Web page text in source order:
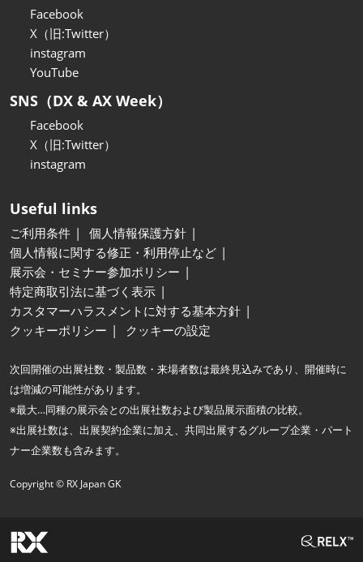
Facebook
X（旧:Twitter）
instagram
YouTube
SNS（DX & AX Week）
Facebook
X（旧:Twitter）
instagram
Useful links
ご利用条件
個人情報保護方針
個人情報に関する修正・利用停止など
展示会・セミナー参加ポリシー
特定商取引法に基づく表示
カスタマーハラスメントに対する基本方針
クッキーポリシー
クッキーの設定
次回開催の出展社数・製品数・来場者数は最終見込みであり、開催時に
は増減の可能性があります。
※最大…同種の展示会との出展社数および製品展示面積の比較。
※出展社数は、出展契約企業に加え、共同出展するグループ企業・パート
ナー企業数も含みます。
Copyright © RX Japan GK